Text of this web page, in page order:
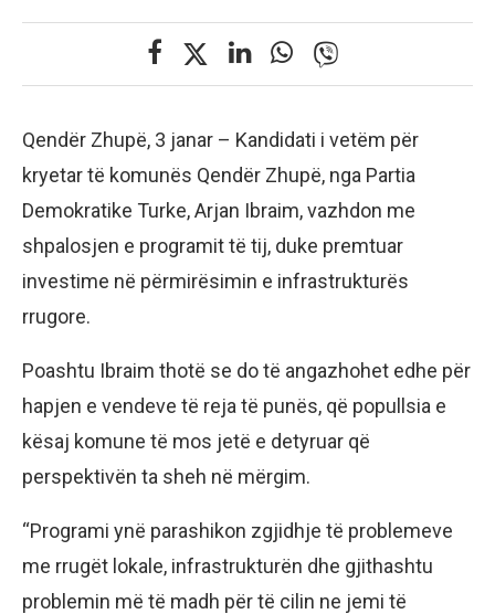
Qendër Zhupë, 3 janar – Kandidati i vetëm për
kryetar të komunës Qendër Zhupë, nga Partia
Demokratike Turke, Arjan Ibraim, vazhdon me
shpalosjen e programit të tij, duke premtuar
investime në përmirësimin e infrastrukturës
rrugore.
Poashtu Ibraim thotë se do të angazhohet edhe për
hapjen e vendeve të reja të punës, që popullsia e
kësaj komune të mos jetë e detyruar që
perspektivën ta sheh në mërgim.
“Programi ynë parashikon zgjidhje të problemeve
me rrugët lokale, infrastrukturën dhe gjithashtu
problemin më të madh për të cilin ne jemi të